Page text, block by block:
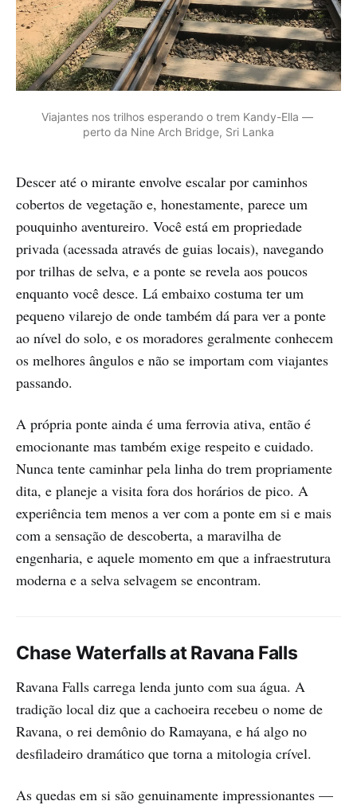
Viajantes nos trilhos esperando o trem Kandy-Ella —
perto da Nine Arch Bridge, Sri Lanka
Descer até o mirante envolve escalar por caminhos
cobertos de vegetação e, honestamente, parece um
pouquinho aventureiro. Você está em propriedade
privada (acessada através de guias locais), navegando
por trilhas de selva, e a ponte se revela aos poucos
enquanto você desce. Lá embaixo costuma ter um
pequeno vilarejo de onde também dá para ver a ponte
ao nível do solo, e os moradores geralmente conhecem
os melhores ângulos e não se importam com viajantes
passando.
A própria ponte ainda é uma ferrovia ativa, então é
emocionante mas também exige respeito e cuidado.
Nunca tente caminhar pela linha do trem propriamente
dita, e planeje a visita fora dos horários de pico. A
experiência tem menos a ver com a ponte em si e mais
com a sensação de descoberta, a maravilha de
engenharia, e aquele momento em que a infraestrutura
moderna e a selva selvagem se encontram.
Chase Waterfalls at Ravana Falls
Ravana Falls carrega lenda junto com sua água. A
tradição local diz que a cachoeira recebeu o nome de
Ravana, o rei demônio do Ramayana, e há algo no
desfiladeiro dramático que torna a mitologia crível.
As quedas em si são genuinamente impressionantes —